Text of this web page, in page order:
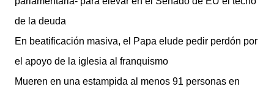
de la deuda
En beatificación masiva, el Papa elude pedir perdón por
el apoyo de la iglesia al franquismo
Mueren en una estampida al menos 91 personas en